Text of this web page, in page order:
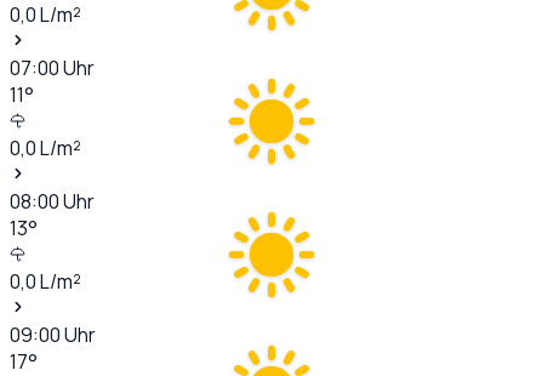
0,0L/m²
07:00Uhr
11°
0,0L/m²
08:00Uhr
13°
0,0L/m²
09:00Uhr
17°